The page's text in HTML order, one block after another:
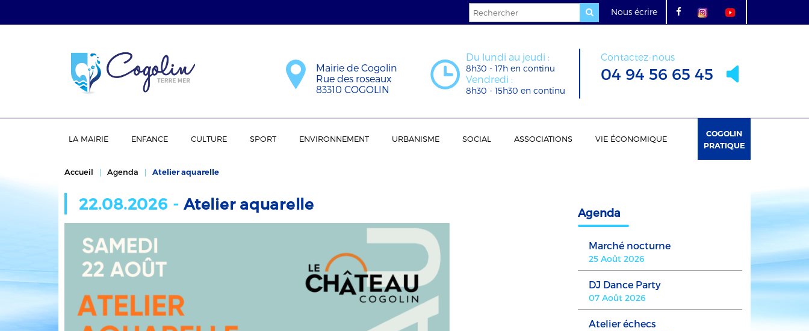
Nous écrire
Mairie de Cogolin
Rue des roseaux
83310 COGOLIN
Du lundi au jeudi :
8h30 - 17h en continu
Vendredi :
8h30 - 15h30 en continu
Contactez-nous
04 94 56 65 45
LA MAIRIE ENFANCE CULTURE SPORT ENVIRONNEMENT URBANISME SOCIAL ASSOCIATIONS VIE ÉCONOMIQUE
COGOLIN
PRATIQUE
Accueil Agenda Atelier aquarelle
22.08.2026 -Atelier aquarelle Agenda
Marché nocturne
25 Août 2026
DJ Dance Party
07 Août 2026
Atelier échecs